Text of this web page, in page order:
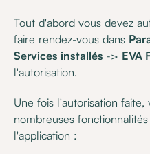
Tout d'abord vous devez
faire rendez-vous dans
Services installés -> EVA
l'autorisation.
Une fois l'autorisation
nombreuses
l'application :